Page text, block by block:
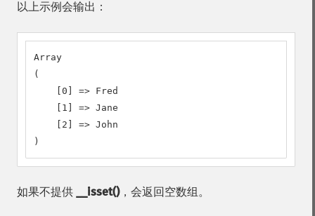
以上示例会输出：
Array
(
    [0] => Fred
    [1] => Jane
    [2] => John
)
如果不提供 __isset()，会返回空数组。